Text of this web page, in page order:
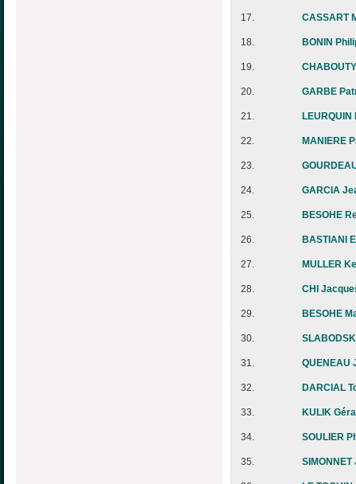
17. CASSART
18. BONIN
19.
20. GARBE
21. LEURQUIN
22. MANIERE
23.
24. GARCIA
25. BESOHE
26. BASTIANI
27. MULLER
28. CHI
29. BESOHE
30.
31. QUENEAU
32. DARCIAL
33. KULIK
34. SOULIER
35. SIMONNET